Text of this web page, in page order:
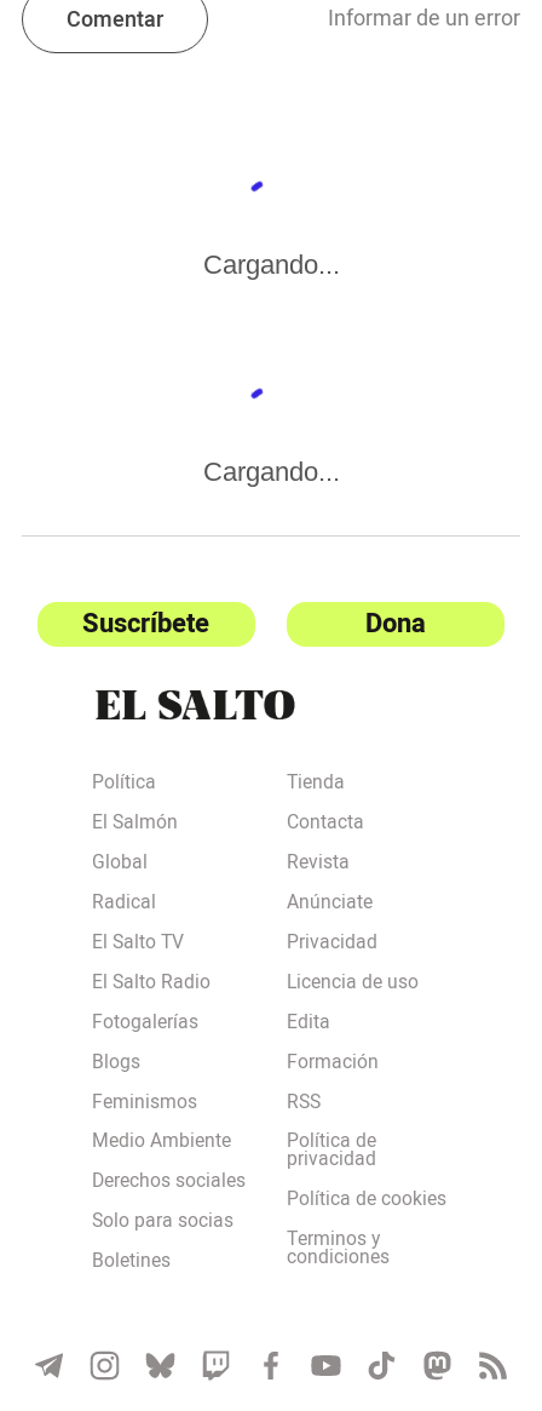
Comentar Informar de un error
Cargando...
Cargando...
Suscríbete Dona
Política
El Salmón
Global
Radical
El Salto TV
El Salto Radio
Fotogalerías
Blogs
Feminismos
Medio Ambiente
Derechos sociales
Solo para socias
Boletines
Tienda
Contacta
Revista
Anúnciate
Privacidad
Licencia de uso
Edita
Formación
RSS
Política de
privacidad
Política de cookies
Terminos y
condiciones